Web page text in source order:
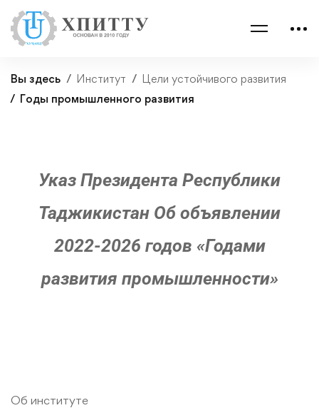
Вы здесь Институт
Цели устойчивого развития
Годы промышленного развития
Указ Президента Республики
Таджикистан Об объявлении
2022-2026 годов «Годами
развития промышленности»
Об институте